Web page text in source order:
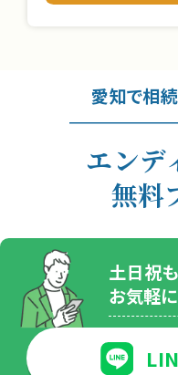
愛知で相
エンデ
無料
土日祝
お気軽